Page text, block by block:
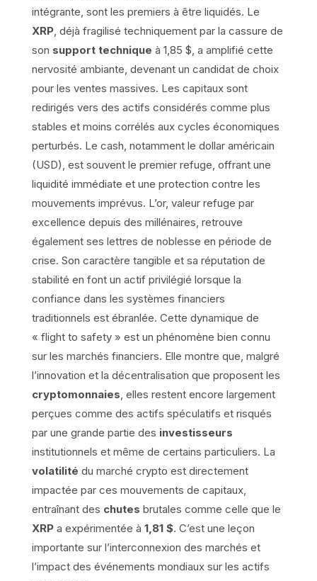
intégrante, sont les premiers à être liquidés. Le
XRP, déjà fragilisé techniquement par la cassure de
son support technique à 1,85 $, a amplifié cette
nervosité ambiante, devenant un candidat de choix
pour les ventes massives. Les capitaux sont
redirigés vers des actifs considérés comme plus
stables et moins corrélés aux cycles économiques
perturbés. Le cash, notamment le dollar américain
(USD), est souvent le premier refuge, offrant une
liquidité immédiate et une protection contre les
mouvements imprévus. L’or, valeur refuge par
excellence depuis des millénaires, retrouve
également ses lettres de noblesse en période de
crise. Son caractère tangible et sa réputation de
stabilité en font un actif privilégié lorsque la
confiance dans les systèmes financiers
traditionnels est ébranlée. Cette dynamique de
« flight to safety » est un phénomène bien connu
sur les marchés financiers. Elle montre que, malgré
l’innovation et la décentralisation que proposent les
cryptomonnaies, elles restent encore largement
perçues comme des actifs spéculatifs et risqués
par une grande partie des investisseurs
institutionnels et même de certains particuliers. La
volatilité du marché crypto est directement
impactée par ces mouvements de capitaux,
entraînant des chutes brutales comme celle que le
XRPa expérimentée à 1,81 $. C’est une leçon
importante sur l’interconnexion des marchés et
l’impact des événements mondiaux sur les actifs